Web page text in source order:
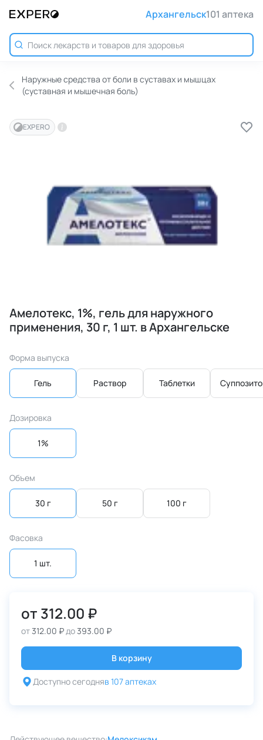
Архангельск101 аптека
Наружные средства от боли в суставах и мышцах
(суставная и мышечная боль)
EXPERO
Амелотекс, 1%, гель для наружного
применения, 30 г, 1 шт. в Архангельске
Форма выпуска
Гель Раствор Таблетки
Дозировка
1%
Объем
30 г 50 г 100 г
Фасовка
1 шт.
от 312.00 ₽
от312.00 ₽до393.00 ₽
В корзину
Доступно сегодняв 107 аптеках